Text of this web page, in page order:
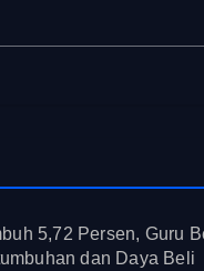
5,72 Persen, Guru
dan Daya Beli